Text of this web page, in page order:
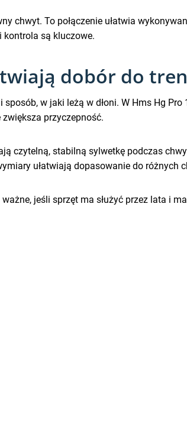
chwyt. To połączenie ułatwia
kontrola są kluczowe.
dobór do
w jaki leżą w dłoni. W Hms Hg
przyczepność.
czytelną, stabilną sylwetkę podczas
ułatwiają dopasowanie do różnych
jeśli sprzęt ma służyć przez lata i